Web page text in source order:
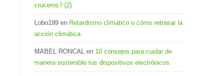
cruceros? (2)
Lobo199 en Retardismo climático o cómo retrasar la
acción climática
MABEL RONCAL en 10 consejos para cuidar de
manera sostenible tus dispositivos electrónicos